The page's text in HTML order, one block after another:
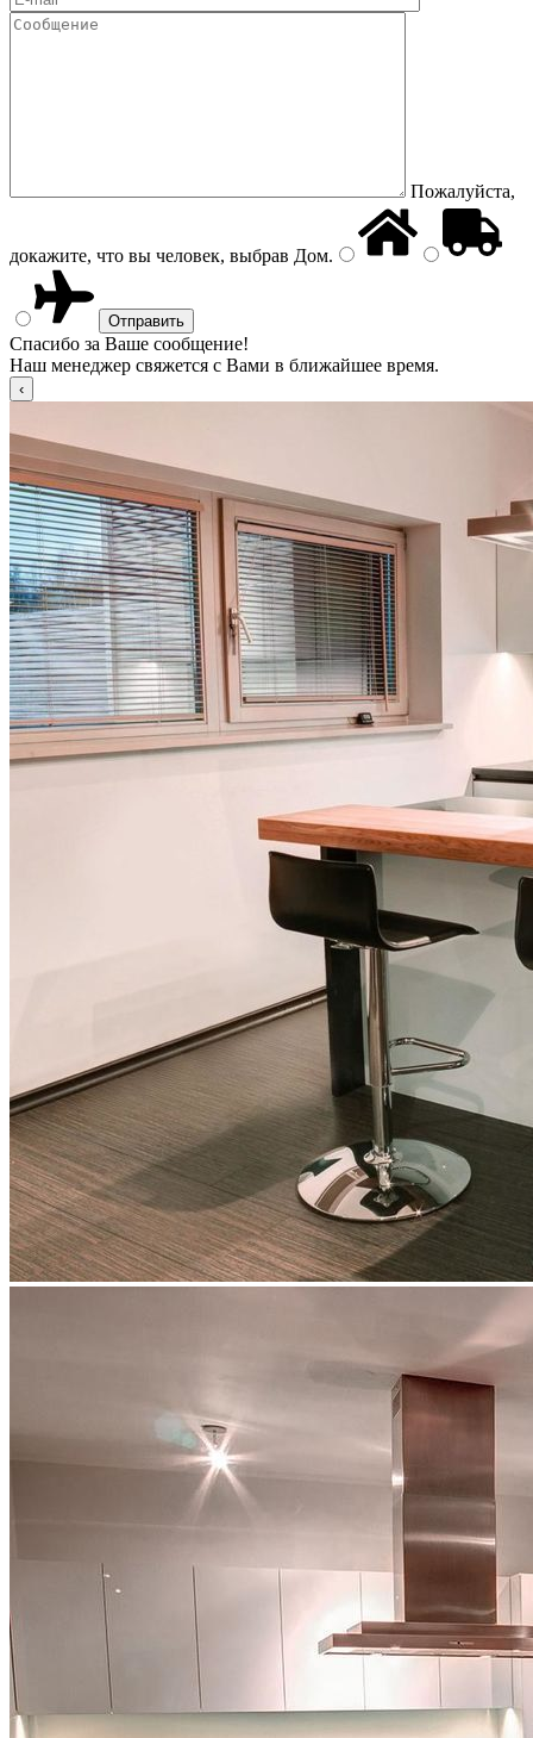
Пожалуйста,
докажите, что вы человек, выбрав Дом.
Спасибо за Ваше сообщение!
Наш менеджер свяжется с Вами в ближайшее время.